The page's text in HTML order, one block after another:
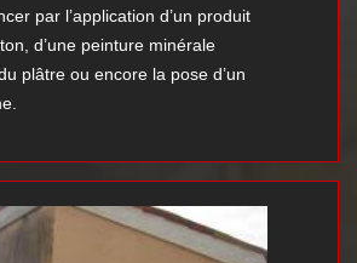
par l’application d’un produit
d’une peinture minérale
plâtre ou encore la pose d’un